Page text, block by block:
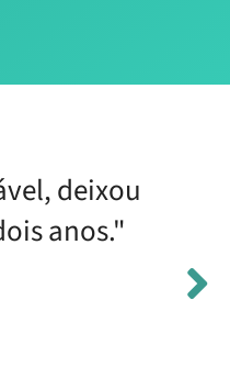
deixou
anos."